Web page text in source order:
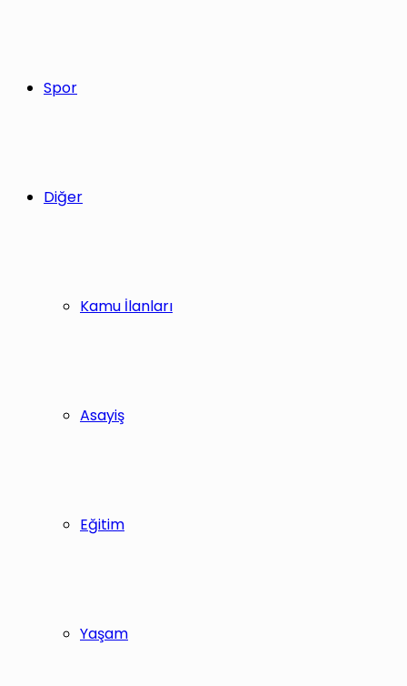
Spor
Diğer
Kamu İlanları
Asayiş
Eğitim
Yaşam